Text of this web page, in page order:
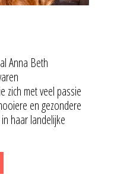
Anna Beth
zich met veel passie
en gezondere
haar landelijke